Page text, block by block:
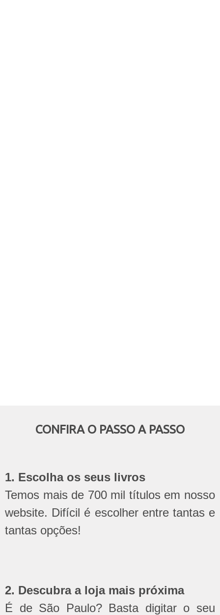
CONFIRA O PASSO A PASSO
1. Escolha os seus livros
Temos mais de 700 mil títulos em nosso
website. Difícil é escolher entre tantas e
tantas opções!
2. Descubra a loja mais próxima
É de São Paulo? Basta digitar o seu